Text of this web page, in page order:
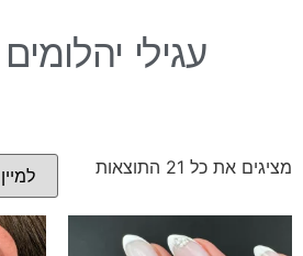
עגילי
מציגים את כל ⁦21⁩ התוצאות